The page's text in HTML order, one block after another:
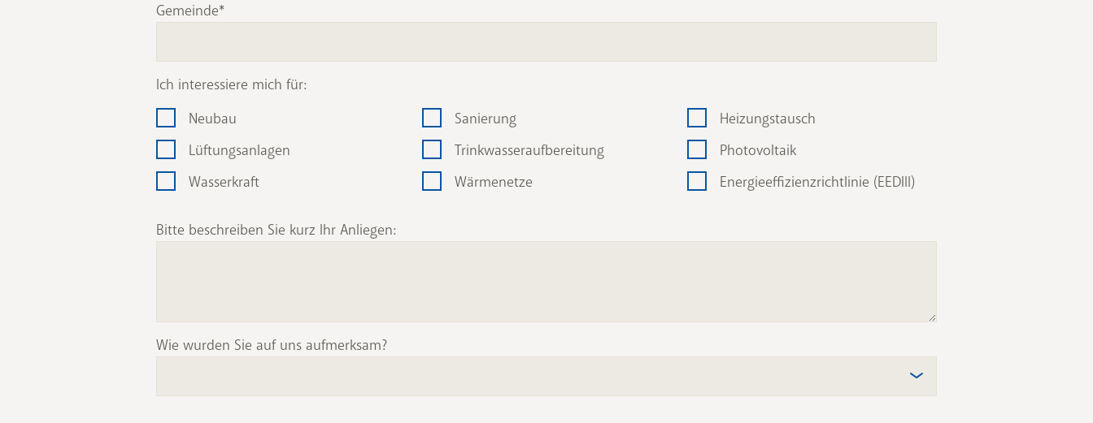
Gemeinde
Ich interessiere mich für:
Neubau
Sanierung
Heizungstausch
Lüftungsanlagen
Trinkwasseraufbereitung
Photovoltaik
Wasserkraft
Wärmenetze Energieeffizienzrichtlinie (EEDIII)
Bitte beschreiben Sie kurz Ihr Anliegen:
Wie wurden Sie auf uns aufmerksam?